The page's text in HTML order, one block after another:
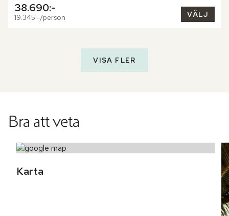
38.690:-
19.345:-/person VÄLJ
VISA FLER
Bra att veta